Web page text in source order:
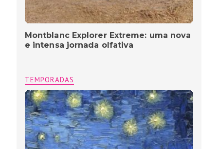
Montblanc Explorer Extreme: uma nova
e intensa jornada olfativa
TEMPORADAS